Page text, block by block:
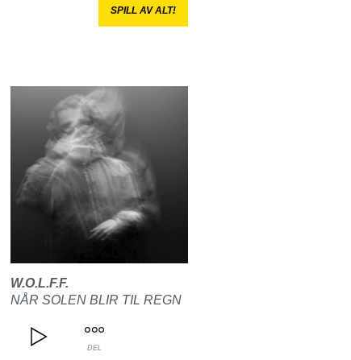
SPILL AV ALT!
W.O.L.F.F.
NÅR SOLEN BLIR TIL REGN
DEL